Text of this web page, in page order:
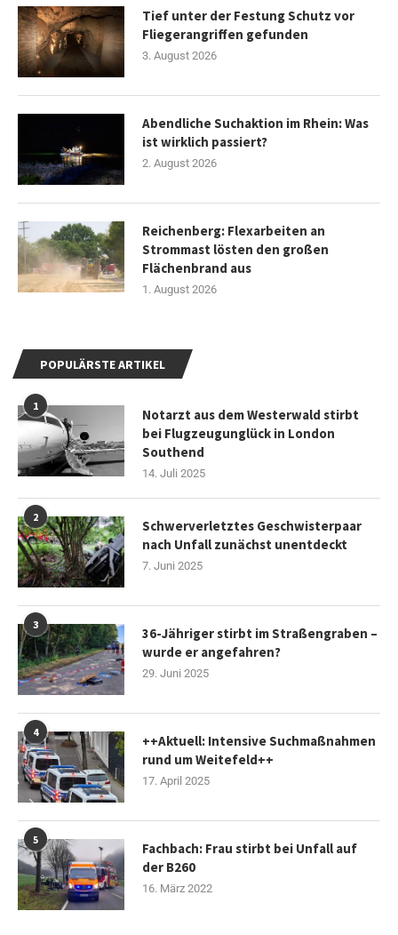
Tief unter der Festung Schutz vor
Fliegerangriffen gefunden
3. August 2026
Abendliche Suchaktion im Rhein: Was
ist wirklich passiert?
2. August 2026
Reichenberg: Flexarbeiten an
Strommast lösten den großen
Flächenbrand aus
1. August 2026
POPULÄRSTE ARTIKEL
1
Notarzt aus dem Westerwald stirbt
bei Flugzeugunglück in London
Southend
14. Juli 2025
2
Schwerverletztes Geschwisterpaar
nach Unfall zunächst unentdeckt
7. Juni 2025
3
36-Jähriger stirbt im Straßengraben –
wurde er angefahren?
29. Juni 2025
4
++Aktuell: Intensive Suchmaßnahmen
rund um Weitefeld++
17. April 2025
5
Fachbach: Frau stirbt bei Unfall auf
der B260
16. März 2022